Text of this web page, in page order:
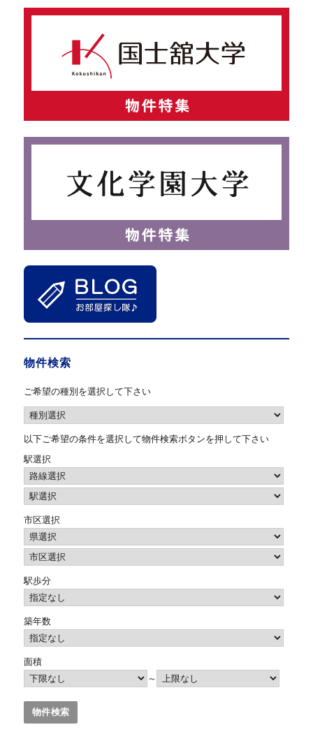
物件検索
ご希望の種別を選択して下さい
以下ご希望の条件を選択して物件検索ボタンを押して下さい
駅選択
市区選択
駅歩分
築年数
面積
～